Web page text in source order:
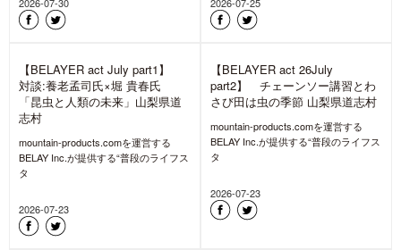
WEAR COLLECTIONS 2026」受
注会にてゴールドウィン監修の
【8/11は山の日】山を想い、道
具をメンテしよう! キャンペー
8月11日は『山の日』。「山に親しむ
機会を得て、山の恩恵に感謝する」と
いう趣旨で、2016年から始ま
2026-08-05